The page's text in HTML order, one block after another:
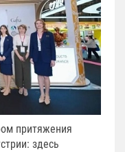
притяжения
здесь